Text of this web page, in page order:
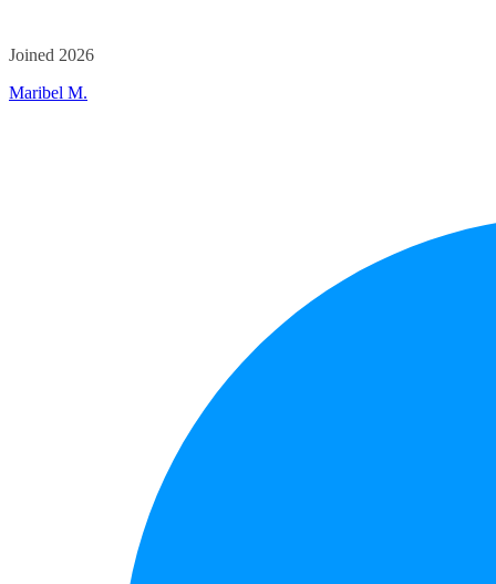
Joined 2026
Maribel M.